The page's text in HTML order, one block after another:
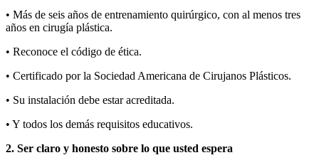
• Más de seis años de entrenamiento quirúrgico, con al menos tres
años en cirugía plástica.
• Reconoce el código de ética.
• Certificado por la Sociedad Americana de Cirujanos Plásticos.
• Su instalación debe estar acreditada.
• Y todos los demás requisitos educativos.
2. Ser claro y honesto sobre lo que usted espera